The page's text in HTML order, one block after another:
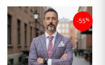
-55%